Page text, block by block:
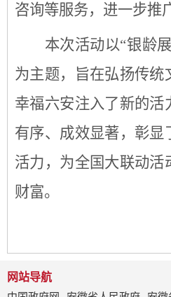
咨询等服务，进一步推
本次活动以“银龄
为主题，旨在弘扬传统
幸福六安注入了新的活
有序、成效显著，彰显
活力，为全国大联动活
财富。
网站导航